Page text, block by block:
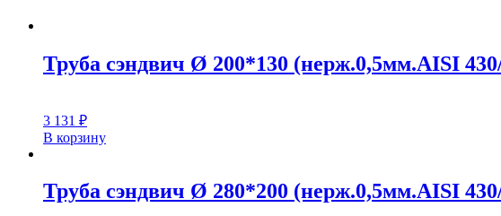
Труба сэндвич Ø 200*130 (нерж.0,5мм.AISI
3 131 ₽
В корзину
Труба сэндвич Ø 280*200 (нерж.0,5мм.AISI